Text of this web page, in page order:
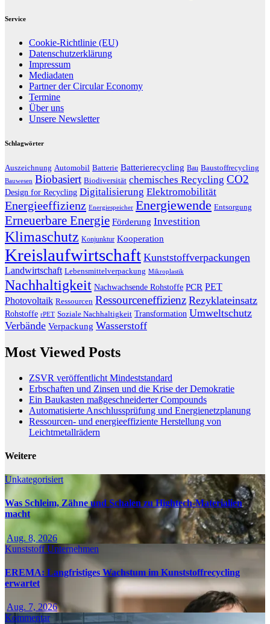
Service
Cookie-Richtlinie (EU)
Datenschutzerklärung
Impressum
Mediadaten
Partner der Circular Economy
Termine
Über uns
Unsere Newsletter
Schlagwörter
Auszeichnung Automobil Batterie Batterierecycling Bau Baustoffrecycling
Bauwesen Biobasiert Biodiversität chemisches Recycling CO2
Design for Recycling Digitalisierung Elektromobilität
Energieeffizienz Energiespeicher Energiewende Entsorgung
Erneuerbare Energie Förderung Investition
Klimaschutz Konjunktur Kooperation
Kreislaufwirtschaft Kunststoffverpackungen
Landwirtschaft Lebensmittelverpackung Mikroplastik
Nachhaltigkeit Nachwachsende Rohstoffe PCR PET
Photovoltaik Ressourcen Ressourceneffizienz Rezyklateinsatz
Rohstoffe rPET Soziale Nachhaltigkeit Transformation Umweltschutz
Verbände Verpackung Wasserstoff
Most Viewed Posts
ZSVR veröffentlicht Mindeststandard
Erbschaften und Zinsen und die Krise der Demokratie
Ein Baukasten maßgeschneiderter Compounds
Automatisierte Anschlussprüfung und Energienetzplanung
Ressourcen- und energieeffiziente Herstellung von
Leichtmetallrädern
Weitere
Unkategorisiert
Was Schleim, Zähne und Schalen zu Hightech-Materialien
macht
Aug. 8, 2026
KunststoffUnternehmen
EREMA: Langfristiges Wachstum im Kunststoffrecycling
erwartet
Aug. 7, 2026
Kommentar